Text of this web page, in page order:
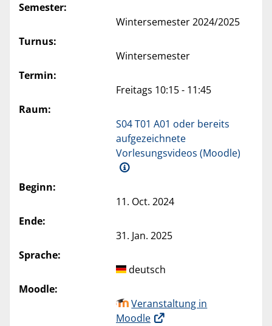
Semester:
Wintersemester 2024/2025
Turnus:
Wintersemester
Termin:
Freitags 10:15 - 11:45
Raum:
S04 T01 A01 oder bereits
aufgezeichnete
Vorlesungsvideos (Moodle)
Beginn:
11. Oct. 2024
Ende:
31. Jan. 2025
Sprache:
deutsch
Moodle:
Veranstaltung in
Moodle